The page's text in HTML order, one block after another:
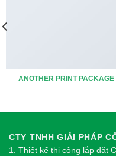
ANOTHER PRINT PACKAGE
CTY TNHH GIẢI PHÁP
1. Thiết kế thi công lắp đặt